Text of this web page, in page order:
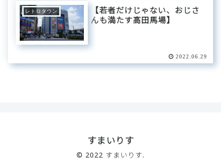
レトロタウン
【若者だけじゃない、おじさ
んも満たす高田馬場】
2022.06.29
すまいりす
© 2022 すまいりす.